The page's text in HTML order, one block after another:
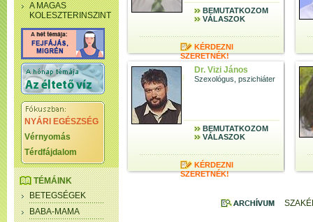
A MAGAS
KOLESZTERINSZINT
NYÁRI EGÉSZSÉG
Vérnyomás
Térdfájdalom
TÉMÁINK
BETEGSÉGEK
BABA-MAMA
BEMUTATKOZOM
VÁLASZOK
KÉRDEZNI
SZERETNÉK!
Dr. Vizi János
Szexológus, pszichiáter
BEMUTATKOZOM
VÁLASZOK
KÉRDEZNI
SZERETNÉK!